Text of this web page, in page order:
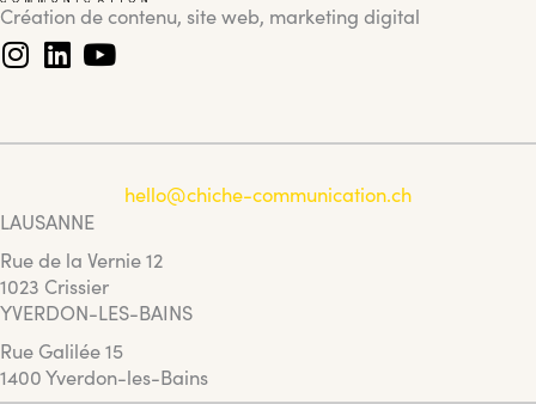
Création de contenu, site web, marketing digital
hello@chiche-communication.ch
LAUSANNE
Rue de la Vernie 12
1023 Crissier
YVERDON-LES-BAINS
Rue Galilée 15
1400 Yverdon-les-Bains